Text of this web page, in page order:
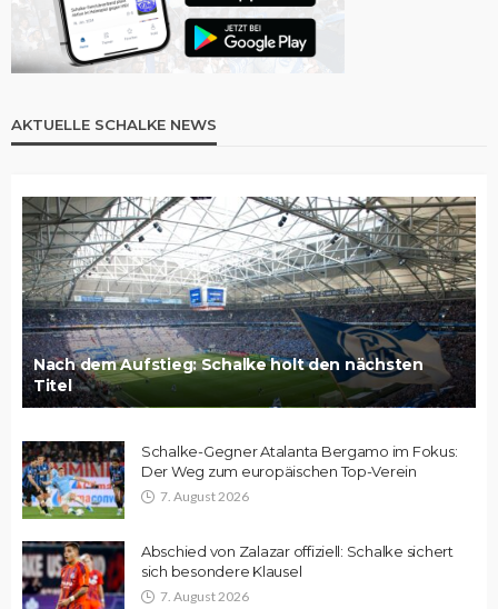
AKTUELLE SCHALKE NEWS
Nach dem Aufstieg: Schalke holt den nächsten
Titel
Schalke-Gegner Atalanta Bergamo im Fokus:
Der Weg zum europäischen Top-Verein
7. August 2026
Abschied von Zalazar offiziell: Schalke sichert
sich besondere Klausel
7. August 2026